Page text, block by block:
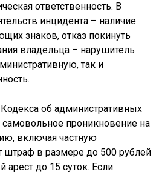
ответственность. В
инцидента – наличие
знаков, отказ покинуть
владельца – нарушитель
так и
Кодекса об административных
проникновение на
включая частную
штраф в размере до 500 рублей
арест до 15 суток. Если